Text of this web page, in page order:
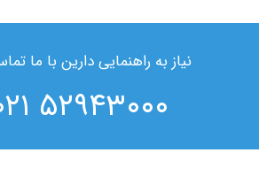
نیاز به راهنمایی دارین با ما
۵۲۹۴۳۰۰۰ ۰۲۱